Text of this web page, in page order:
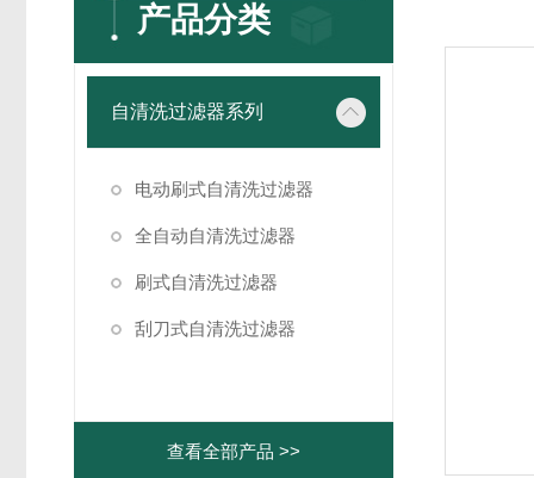
产品分类
自清洗过滤器系列
电动刷式自清洗过滤器
全自动自清洗过滤器
刷式自清洗过滤器
刮刀式自清洗过滤器
查看全部产品 >>